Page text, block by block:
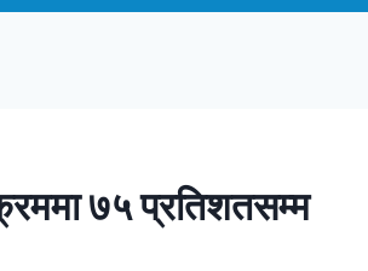
७५ प्रतिशतसम्म